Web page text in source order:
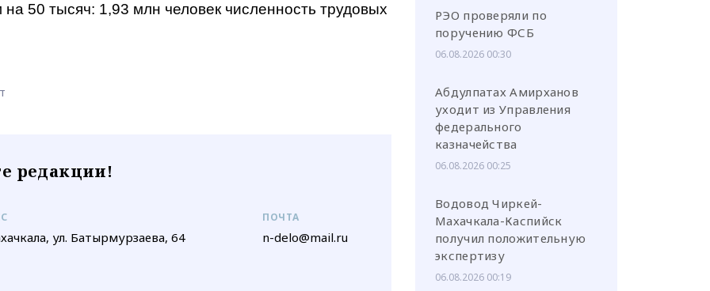
50 тысяч: 1,93 млн человек численность трудовых
редакции!
ул. Батырмурзаева, 64
ПОЧТА
n-delo@mail.ru
РЭО проверяли по
поручению ФСБ
06.08.2026 00:30
Абдулпатах Амирханов
уходит из Управления
федерального
казначейства
06.08.2026 00:25
Водовод Чиркей-
Махачкала-Каспийск
получил положительную
экспертизу
06.08.2026 00:19